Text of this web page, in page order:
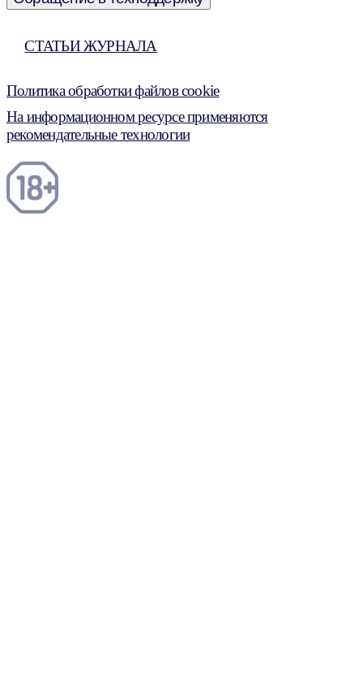
СТАТЬИ ЖУРНАЛА
Политика обработки файлов cookie
На информационном ресурсе применяются
рекомендательные технологии